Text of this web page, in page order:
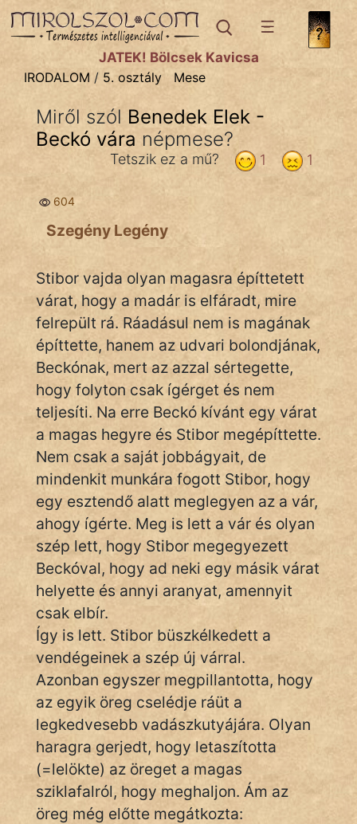
IRODALOMtémák:
Dráma
Költemény
Komédia
Kötelező
Mese
Mitológia
Monda
Novella
És
Elbeszélés
Regény
Tanmese
Vers
IRODALOM
SZÓLÁS
És
KÖZMONDÁS
PSZICHO
ZENE
JÁTÉK! Bölcsek Kavicsa
IRODALOM / 5. osztály Mese
Miről szól Benedek Elek -
Beckó vára népmese?
1
1
Tetszik ez a mű?
604
Szegény Legény
Stibor vajda olyan magasra építtetett
várat, hogy a madár is elfáradt, mire
felrepült rá. Ráadásul nem is magának
építtette, hanem az udvari bolondjának,
Beckónak, mert az azzal sértegette,
hogy folyton csak ígérget és nem
teljesíti. Na erre Beckó kívánt egy várat
a magas hegyre és Stibor megépíttette.
Nem csak a saját jobbágyait, de
mindenkit munkára fogott Stibor, hogy
egy esztendő alatt meglegyen az a vár,
ahogy ígérte. Meg is lett a vár és olyan
szép lett, hogy Stibor megegyezett
Beckóval, hogy ad neki egy másik várat
helyette és annyi aranyat, amennyit
csak elbír.
Így is lett. Stibor büszkélkedett a
vendégeinek a szép új várral.
Azonban egyszer megpillantotta, hogy
az egyik öreg cselédje ráüt a
legkedvesebb vadászkutyájára. Olyan
haragra gerjedt, hogy letaszította
(=lelökte) az öreget a magas
sziklafalról, hogy meghaljon. Ám az
öreg még előtte megátkozta: